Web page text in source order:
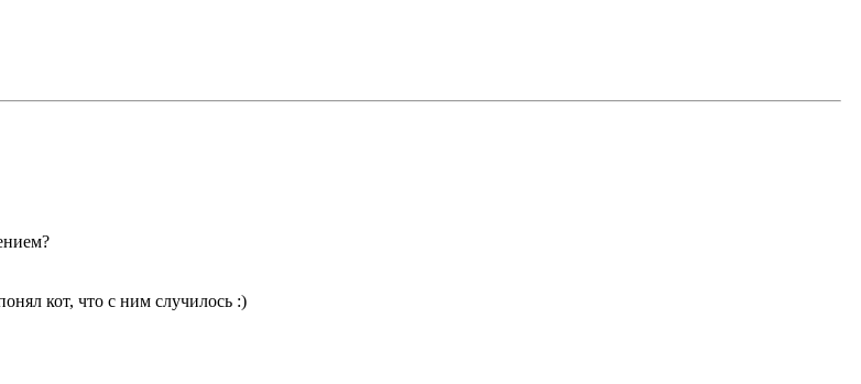
кот, что с ним случилось :)